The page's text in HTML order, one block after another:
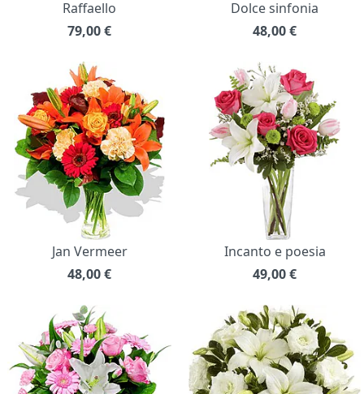
Raffaello
79,00€
Dolce sinfonia
48,00€
Jan Vermeer
48,00€
Incanto e poesia
49,00€